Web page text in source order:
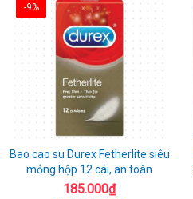
-9%
Bao cao su Durex Fetherlite siêu
mỏng hộp 12 cái, an toàn
185.000₫